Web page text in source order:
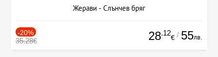
Жерави - Слънчев бряг
-20%
35.28€ 28.12
€ / 55лв.